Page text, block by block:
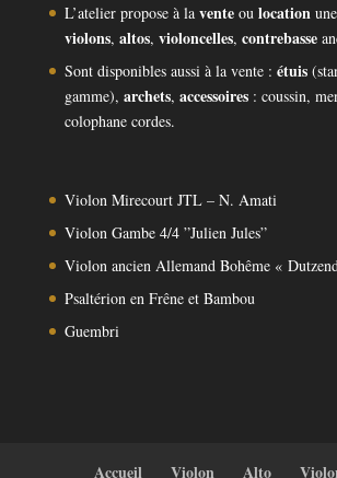
L’atelier propose à laventeou location
violons, altos, violoncelles, contrebasse
Sont disponibles aussi à la vente : étuis
gamme), archets, accessoires: coussin,
colophane cordes.
Violon Mirecourt JTL – N. Amati
Violon Gambe 4/4 ”Julien Jules”
Violon ancien Allemand Bohême «
Psaltérion en Frêne et Bambou
Guembri
Accueil Violon Alto